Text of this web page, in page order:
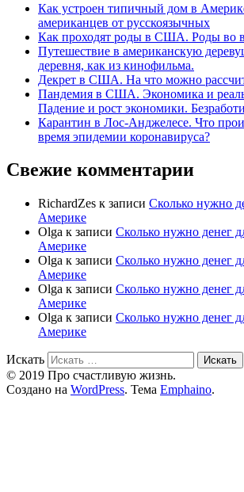
Как устроен типичный дом в
американцев от русскоязычных
Как проходят роды в США. Роды во
Путешествие в американскую
деревня, как из кинофильма.
Декрет в США. На что можно
Пандемия в США. Экономика и
Падение и рост экономики.
Карантин в Лос-Анджелесе. Что
время эпидемии коронавируса?
Свежие комментарии
RichardZes к записи Сколько нужно
Америке
Olga к записи Сколько нужно денег
Америке
Olga к записи Сколько нужно денег
Америке
Olga к записи Сколько нужно денег
Америке
Olga к записи Сколько нужно денег
Америке
Искать
© 2019 Про счастливую жизнь.
Создано на WordPress. Тема Emphaino.